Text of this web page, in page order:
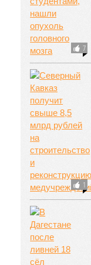
7
1